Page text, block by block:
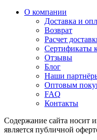
О компании
Доставка и
Возврат
Расчет
Сертификаты
Отзывы
Блог
Наши
Оптовым
FAQ
Контакты
Содержание сайта носит
является публичной